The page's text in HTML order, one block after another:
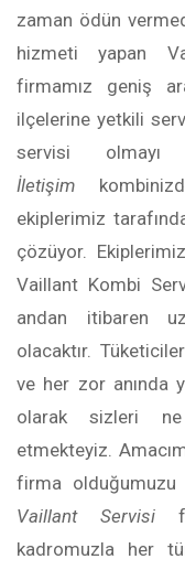
zaman ödün
hizmeti yapan
firmamız geniş
ilçelerine yetkili
servisi
İletişim
ekiplerimiz
çözüyor.
Vaillant Kombi
andan itibaren
olacaktır.
ve her zor anında
olarak sizleri
etmekteyiz.
firma
Vaillant Servisi
kadromuzla her